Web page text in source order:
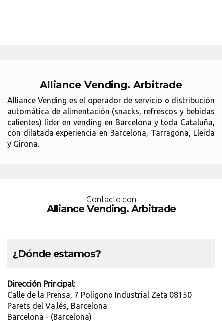
Alliance Vending. Arbitrade
Alliance Vending es el operador de servicio o distribución
automática de alimentación (snacks, refrescos y bebidas
calientes) líder en vending en Barcelona y toda Cataluña,
con dilatada experiencia en Barcelona, Tarragona, Lleida
y Girona.
Contácte con
Alliance Vending. Arbitrade
¿Dónde estamos?
Dirección Principal:
Calle de la Prensa, 7 Polígono Industrial Zeta 08150
Parets del Vallés, Barcelona
Barcelona - (Barcelona)